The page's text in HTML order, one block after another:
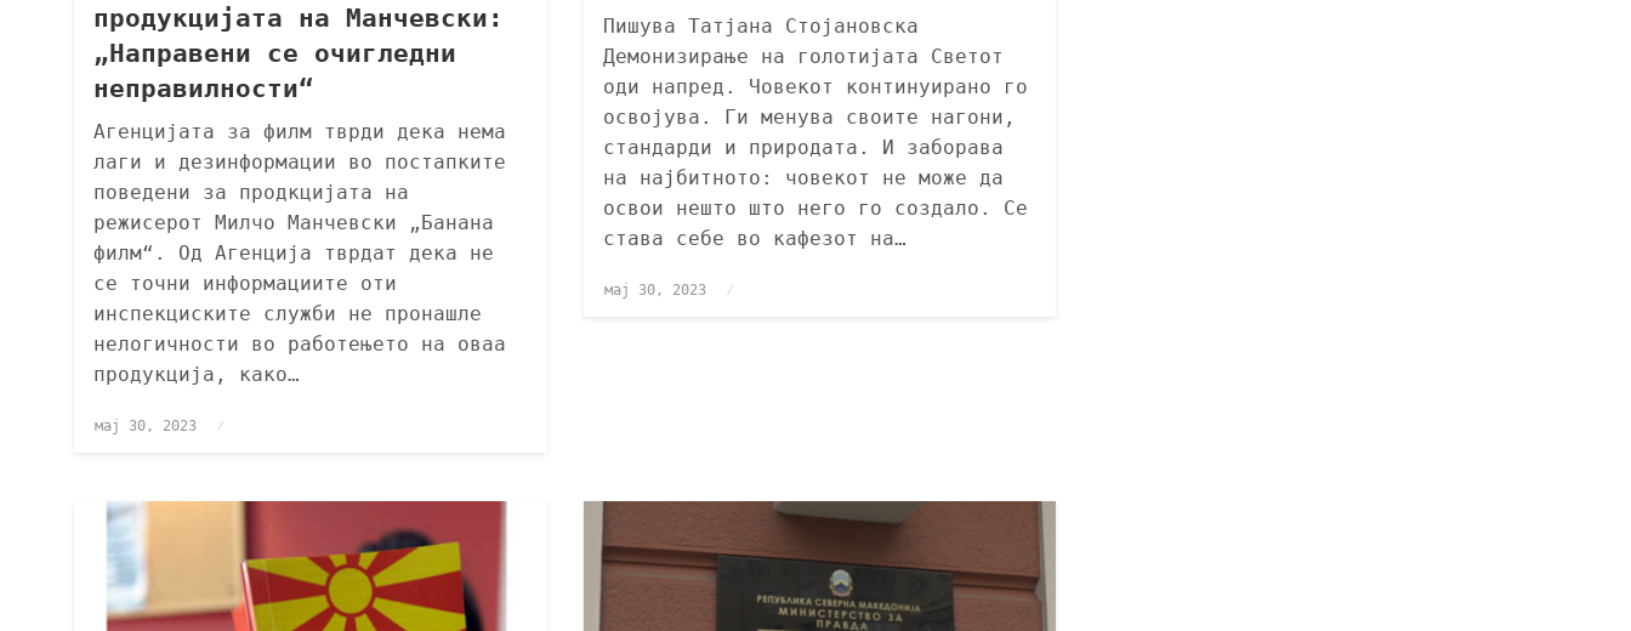
продукцијата на Манчевски:
„Направени се очигледни
неправилности“
Агенцијата за филм тврди дека нема
лаги и дезинформации во постапките
поведени за продкцијата на
режисерот Милчо Манчевски „Банана
филм“. Од Агенција тврдат дека не
се точни информациите оти
инспекциските служби не пронашле
нелогичности во работењето на оваа
продукција, како…
мај 30, 2023
Пишува Татјана Стојановска
Демонизирање на голотијата Светот
оди напред. Човекот континуирано го
освојува. Ги менува своите нагони,
стандарди и природата. И заборава
на најбитното: човекот не може да
освои нешто што него го создало. Се
става себе во кафезот на…
мај 30, 2023